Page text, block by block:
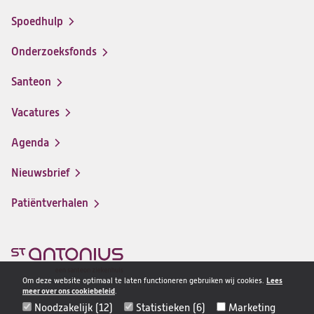
Om deze website optimaal te laten functioneren gebruiken wij cookies. Lees
meer over ons cookiebeleid.
Noodzakelijk (12) Statistieken (6)
Marketing
Spoedhulp
Onderzoeksfonds
Santeon
(opent
in
nieuwe
Vacatures
(opent
in
nieuwe
Agenda
Nieuwsbrief
Patiëntverhalen